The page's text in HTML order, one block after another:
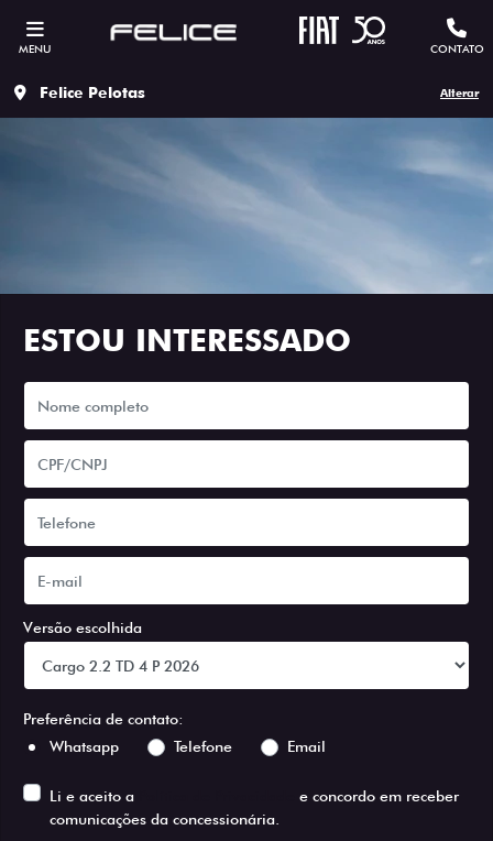
MENU CONTATO
Felice Pelotas Alterar
ESTOU INTERESSADO
Versão escolhida
Preferência de contato:
Whatsapp
Telefone Email
Li e aceito a
e concordo em receber
comunicações da concessionária.